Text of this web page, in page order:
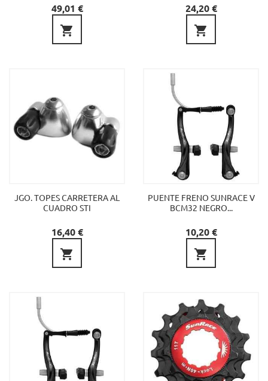
Precio
49,01 €

Precio
24,20 €

JGO. TOPES CARRETERA AL
CUADRO STI
Precio
16,40 €

PUENTE FRENO SUNRACE V
BCM32 NEGRO...
Precio
10,20 €
